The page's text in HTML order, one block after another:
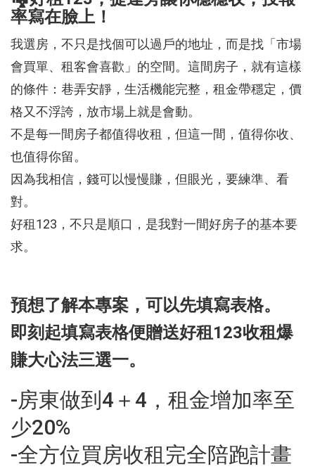
率寫在臉上！
我選房，不只是找個可以過戶的地址，而是找「市場
會買單、租客會喜歡」的空間。這間房子，就有這樣
的條件：巷弄安靜，生活機能完整，租金帶穩定，價
格又不浮誇，放市場上就是會動。
不是每一間房子都值得收租，但這一間，值得你收、
也值得你留。
因為我相信，錢可以慢慢賺，但眼光，要練準、看
對。
好租123，不只是順口，是我對一間好房子的基本要
求。
預想了解本專案，可以先填寫表格。
即刻起填寫表格便贈送好租123收租爆
賺大心法三選一。
-房東做到4＋4，租金增加率至
少20%
-全方位買房收租完全陪跑計畫